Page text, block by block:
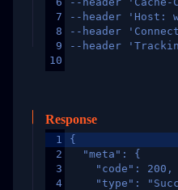
7
8
9
10
--header 'Host:
--header
--header
Response
1
2
3
4
{
  "meta": {
    "code": 200,
"type":